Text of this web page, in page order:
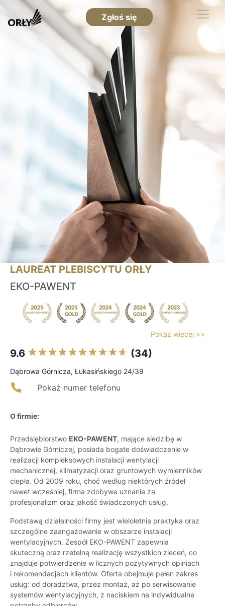
Zgłoś się
LAUREAT PLEBISCYTU ORŁY
EKO-PAWENT
Pokaż więcej >>
9.6 (34)
Dąbrowa Górnicza, Łukasińskiego 24/39
Pokaż numer telefonu
O firmie:
Przedsiębiorstwo EKO-PAWENT, mające siedzibę w
Dąbrowie Górniczej, posiada bogate doświadczenie w
realizacji kompleksowych instalacji wentylacji
mechanicznej, klimatyzacji oraz gruntowych wymienników
ciepła. Od 2009 roku, choć według niektórych źródeł
nawet wcześniej, firma zdobywa uznanie za
profesjonalizm oraz jakość świadczonych usług.
Podstawą działalności firmy jest wieloletnia praktyka oraz
szczególne zaangażowanie w obszarze instalacji
wentylacyjnych. Zespół EKO-PAWENT zapewnia
skuteczną oraz rzetelną realizację wszystkich zleceń, co
znajduje potwierdzenie w licznych pozytywnych opiniach
i rekomendacjach klientów. Oferta obejmuje pełen zakres
usług: od doradztwa, przez montaż, aż po serwisowanie
systemów wentylacyjnych, z naciskiem na indywidualne